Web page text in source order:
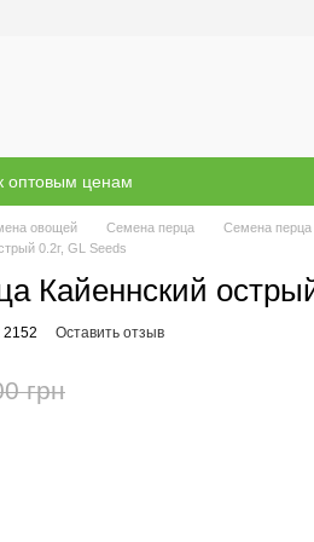
оптовым ценам
овощей Семена перца
Семена перца
0.2г, GL Seeds
Кайеннский
2152 Оставить отзыв
грн